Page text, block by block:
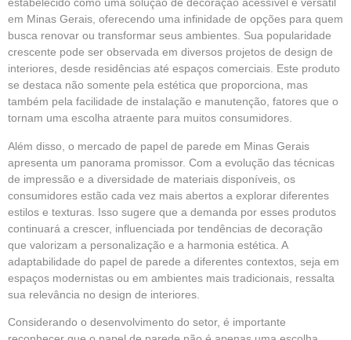
estabelecido como uma solução de decoração acessível e versátil
em Minas Gerais, oferecendo uma infinidade de opções para quem
busca renovar ou transformar seus ambientes. Sua popularidade
crescente pode ser observada em diversos projetos de design de
interiores, desde residências até espaços comerciais. Este produto
se destaca não somente pela estética que proporciona, mas
também pela facilidade de instalação e manutenção, fatores que o
tornam uma escolha atraente para muitos consumidores.
Além disso, o mercado de papel de parede em Minas Gerais
apresenta um panorama promissor. Com a evolução das técnicas
de impressão e a diversidade de materiais disponíveis, os
consumidores estão cada vez mais abertos a explorar diferentes
estilos e texturas. Isso sugere que a demanda por esses produtos
continuará a crescer, influenciada por tendências de decoração
que valorizam a personalização e a harmonia estética. A
adaptabilidade do papel de parede a diferentes contextos, seja em
espaços modernistas ou em ambientes mais tradicionais, ressalta
sua relevância no design de interiores.
Considerando o desenvolvimento do setor, é importante